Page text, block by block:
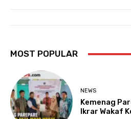
MOST POPULAR
NEWS
Kemenag
Ikrar Wakaf